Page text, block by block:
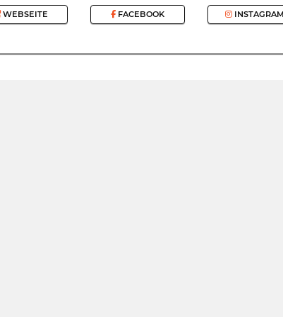
WEBSEITE FACEBOOK